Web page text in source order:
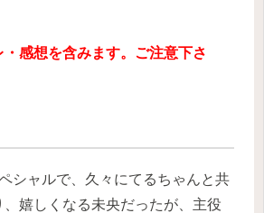
感想を含みます。ご注意下さ
シャルで、久々にてるちゃんと共
嬉しくなる未央だったが、主役